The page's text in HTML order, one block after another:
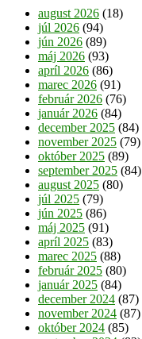
august 2026 (18)
júl 2026 (94)
jún 2026 (89)
máj 2026 (93)
apríl 2026 (86)
marec 2026 (91)
február 2026 (76)
január 2026 (84)
december 2025 (84)
november 2025 (79)
október 2025 (89)
september 2025 (84)
august 2025 (80)
júl 2025 (79)
jún 2025 (86)
máj 2025 (91)
apríl 2025 (83)
marec 2025 (88)
február 2025 (80)
január 2025 (84)
december 2024 (87)
november 2024 (87)
október 2024 (85)